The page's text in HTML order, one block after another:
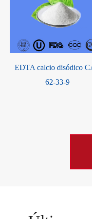
EDTA calcio disódico
62-33-9